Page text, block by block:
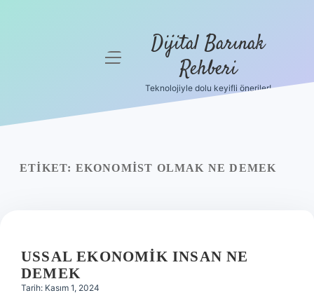
menüyü
Dijital Barınak
Rehberi
Teknolojiyle dolu keyifli öneriler!
ETIKET: EKONOMIST OLMAK NE DEMEK
USSAL EKONOMIK INSAN NE
DEMEK
Tarih: Kasım 1, 2024